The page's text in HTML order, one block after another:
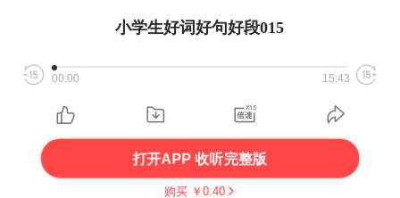
小学生好词好句好段015
00:00 15:43
打开APP 收听完整版
购买 ￥ 0.40